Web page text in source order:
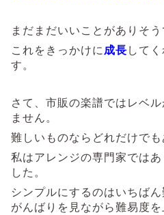
まだまだいいことがありそう
これをきっかけに 成長 して
す。
さて、市販の楽譜ではレベ
ません。
難しいものならどれだけでも
私はアレンジの専門家では
した。
シンプルにするのはいちば
がんばりを見ながら難易度を